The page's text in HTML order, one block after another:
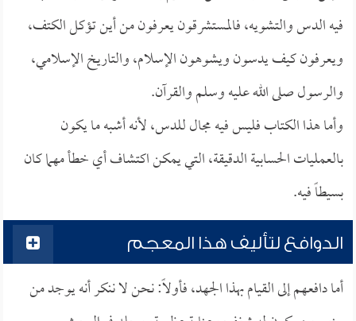
فيه الدس والتشويه، فالمستشرقون يعرفون من أين تؤكل الكتف،
ويعرفون كيف يدسون ويشوهون الإسلام، والتاريخ الإسلامي،
والرسول صلى الله عليه وسلم والقرآن.
وأما هذا الكتاب فليس فيه مجال للدس، لأنه أشبه ما يكون
بالعمليات الحسابية الدقيقة، التي يمكن اكتشاف أي خطأ مهما كان
بسيطاً فيه.
الدوافع لتأليف هذا المعجم
أما دافعهم إلى القيام بهذا الجهد، فأولاً: نحن لا ننكر أنه يوجد من